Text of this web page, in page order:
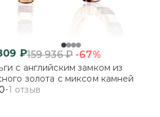
₽159 936₽ -67%
с английским замком из
золота с миксом камней
1 отзыв